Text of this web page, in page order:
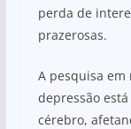
perda de
prazerosas.
A pesquisa
depressão
cérebro,